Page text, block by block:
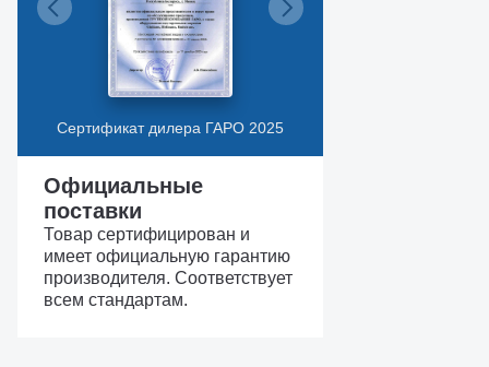
Сертификат дилера ГАРО 2025
Официальные
поставки
Товар сертифицирован и
имеет официальную гарантию
производителя. Соответствует
всем стандартам.